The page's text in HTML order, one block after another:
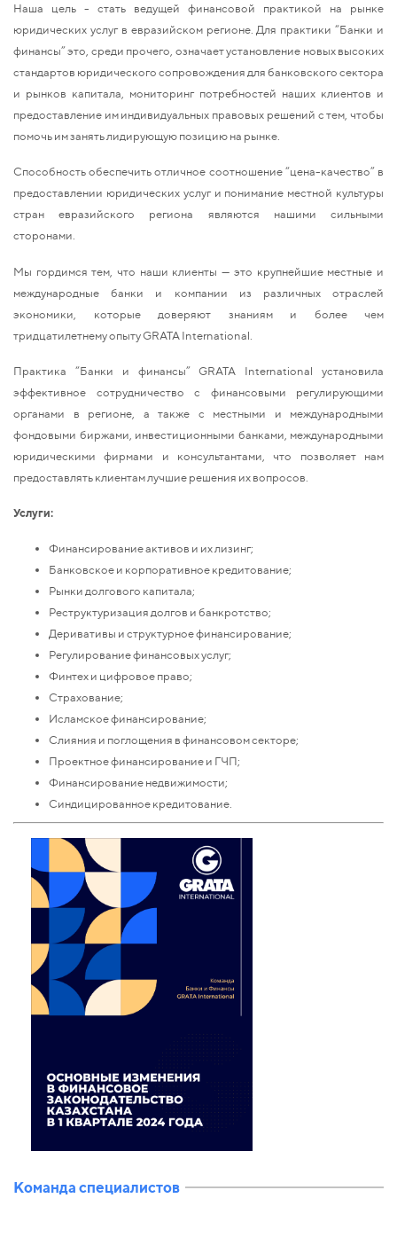
Наша цель - стать ведущей финансовой практикой на рынке
юридических услуг в евразийском регионе. Для практики “Банки и
финансы” это, среди прочего, означает установление новых высоких
стандартов юридического сопровождения для банковского сектора
и рынков капитала, мониторинг потребностей наших клиентов и
предоставление им индивидуальных правовых решений с тем, чтобы
помочь им занять лидирующую позицию на рынке.
Способность обеспечить отличное соотношение “цена-качество” в
предоставлении юридических услуг и понимание местной культуры
стран евразийского региона являются нашими сильными
сторонами.
Мы гордимся тем, что наши клиенты — это крупнейшие местные и
международные банки и компании из различных отраслей
экономики, которые доверяют знаниям и более чем
тридцатилетнему опыту GRATA International.
Практика “Банки и финансы” GRATA International установила
эффективное сотрудничество с финансовыми регулирующими
органами в регионе, а также с местными и международными
фондовыми биржами, инвестиционными банками, международными
юридическими фирмами и консультантами, что позволяет нам
предоставлять клиентам лучшие решения их вопросов.
Услуги:
Финансирование активов и их лизинг;
Банковское и корпоративное кредитование;
Рынки долгового капитала;
Реструктуризация долгов и банкротство;
Деривативы и структурное финансирование;
Регулирование финансовых услуг;
Финтех и цифровое право;
Страхование;
Исламское финансирование;
Слияния и поглощения в финансовом секторе;
Проектное финансирование и ГЧП;
Финансирование недвижимости;
Синдицированное кредитование.
Команда специалистов